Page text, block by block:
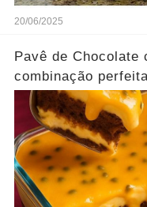
20/06/2025
Pavê de Chocolate
combinação